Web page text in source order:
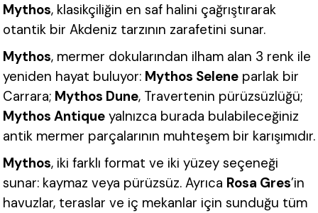
Mythos, klasikçiliğin en saf halini çağrıştırarak
otantik bir Akdeniz tarzının zarafetini sunar.
Mythos, mermer dokularından ilham alan 3 renk ile
yeniden hayat buluyor: Mythos Selene parlak bir
Carrara; Mythos Dune, Travertenin pürüzsüzlüğü;
Mythos Antique yalnızca burada bulabileceğiniz
antik mermer parçalarının muhteşem bir karışımıdır.
Mythos, iki farklı format ve iki yüzey seçeneği
sunar: kaymaz veya pürüzsüz. Ayrıca Rosa Gres’in
havuzlar, teraslar ve iç mekanlar için sunduğu tüm